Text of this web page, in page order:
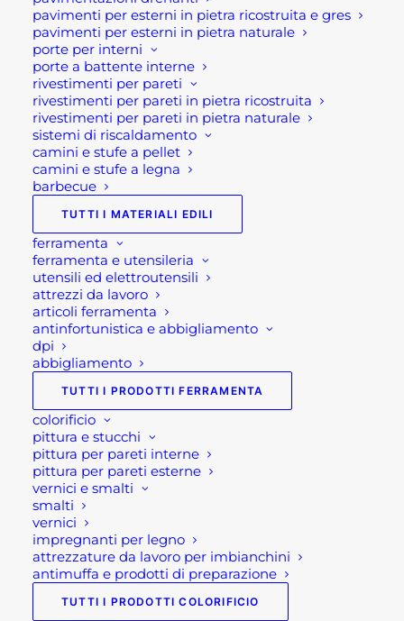
pavimenti per esterni in pietra ricostruita e gres
pavimenti per esterni in pietra naturale
porte per interni
porte a battente interne
rivestimenti per pareti
rivestimenti per pareti in pietra ricostruita
rivestimenti per pareti in pietra naturale
sistemi di riscaldamento
camini e stufe a pellet
camini e stufe a legna
barbecue
TUTTI I MATERIALI EDILI
ferramenta
ferramenta e utensileria
utensili ed elettroutensili
attrezzi da lavoro
articoli ferramenta
antinfortunistica e abbigliamento
dpi
abbigliamento
TUTTI I PRODOTTI FERRAMENTA
colorificio
pittura e stucchi
pittura per pareti interne
pittura per pareti esterne
vernici e smalti
smalti
vernici
impregnanti per legno
attrezzature da lavoro per imbianchini
antimuffa e prodotti di preparazione
TUTTI I PRODOTTI COLORIFICIO
proprie sculture naturali come le
decorative emonoliti (punte ed esemplari).
Volete altre idee per la decorazione del giardino e
dei vostri spazi esterni? Stupite i vostri amici
utilizzando il connubio acqua-pietra avvalendovi
delle pietre per crearegiochi d’acqua
Nei punti vendita di Brembate di Sopra e Ponte
San Pietro si possono trovare e richiedere su
ordinazione pietre di diversi modelli, materiali e
misure. Se non riuscite a recarvi nei nostri punti
vendita in provincia di Bergamo, visitate la nostra
sezione delloshop
All’interno troverete il nostro servizio di vendita
online di ciottoli, camminamenti, barbecue, vasi,
fontane, sassi per aiuole, pietre da giardino e
molto altro.
Se stai cercando: “ciottoli da giardino”, “pietre da
giardino”, “sassi da giardino”, “sassi per aiuole
vendita online” “pietre per esterni”, “ciottoli
vendita online” o materiali e attrezzi per il
giardinaggio a Bergamo, il nostro shop online
Rota Commerciale è a tua disposizione,
contatto con noi!
Visita il nostroshop!